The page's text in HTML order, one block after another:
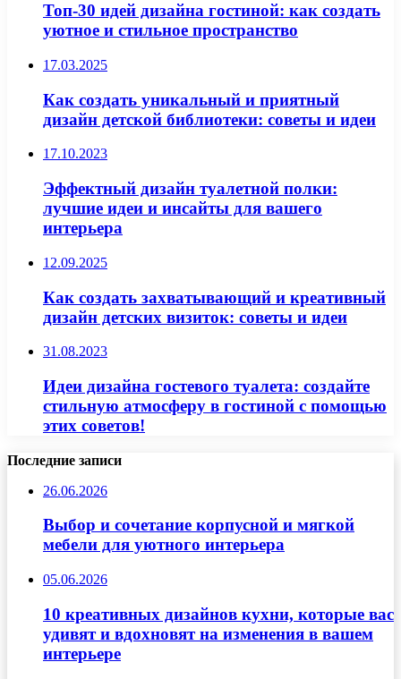
Топ-30 идей дизайна гостиной: как создать
уютное и стильное пространство
17.03.2025
Как создать уникальный и приятный
дизайн детской библиотеки: советы и идеи
17.10.2023
Эффектный дизайн туалетной полки:
лучшие идеи и инсайты для вашего
интерьера
12.09.2025
Как создать захватывающий и креативный
дизайн детских визиток: советы и идеи
31.08.2023
Идеи дизайна гостевого туалета: создайте
стильную атмосферу в гостиной с помощью
этих советов!
Последние записи
26.06.2026
Выбор и сочетание корпусной и мягкой
мебели для уютного интерьера
05.06.2026
10 креативных дизайнов кухни, которые вас
удивят и вдохновят на изменения в вашем
интерьере